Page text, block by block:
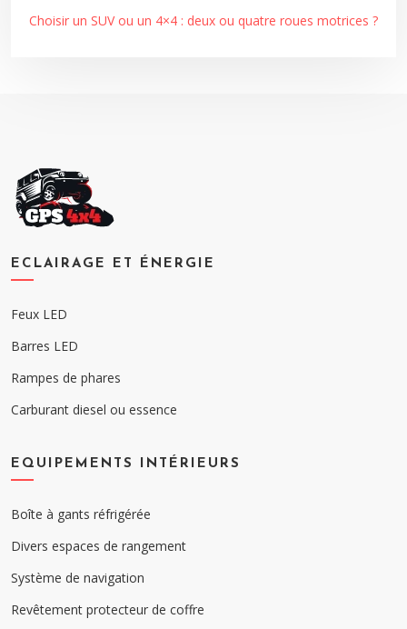
Choisir un SUV ou un 4×4 : deux ou quatre roues motrices ?
ECLAIRAGE ET ÉNERGIE
Feux LED
Barres LED
Rampes de phares
Carburant diesel ou essence
EQUIPEMENTS INTÉRIEURS
Boîte à gants réfrigérée
Divers espaces de rangement
Système de navigation
Revêtement protecteur de coffre